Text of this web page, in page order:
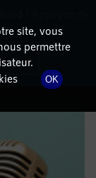
site, vous
permettre
OK